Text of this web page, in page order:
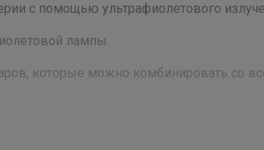
с помощью ультрафиолетового
лампы.
которые можно комбинировать со